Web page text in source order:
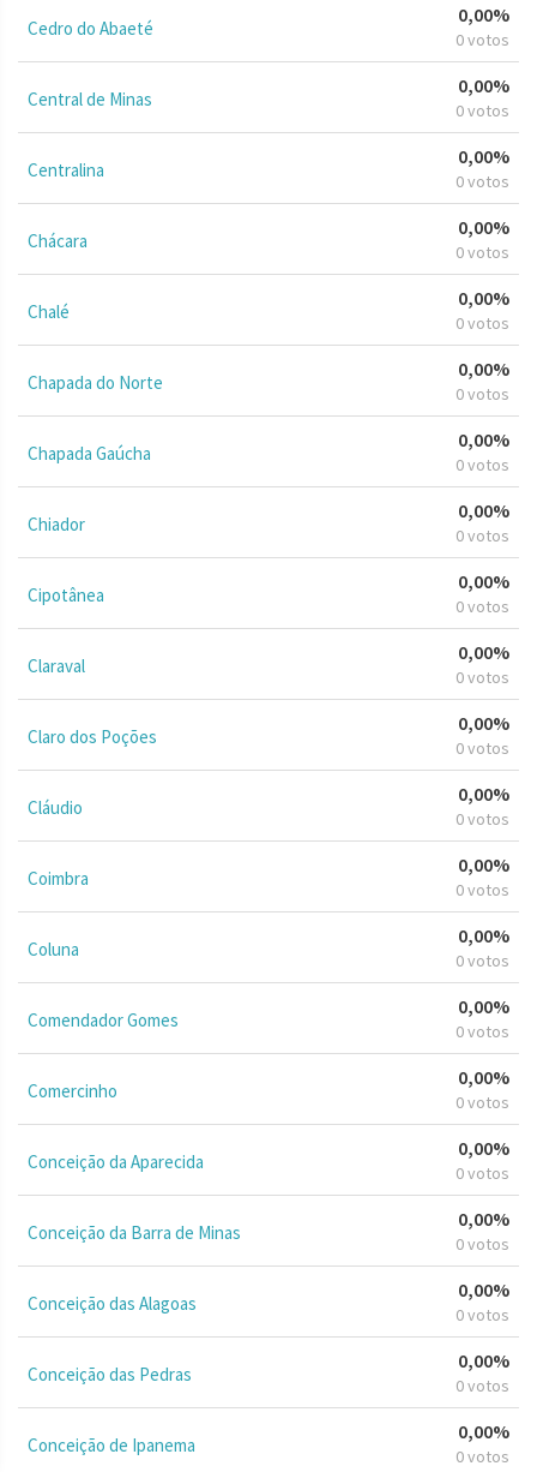
Cedro do Abaeté
0,00%
0 votos
Central de Minas
0,00%
0 votos
Centralina
0,00%
0 votos
Chácara
0,00%
0 votos
Chalé
0,00%
0 votos
Chapada do Norte
0,00%
0 votos
Chapada Gaúcha
0,00%
0 votos
Chiador
0,00%
0 votos
Cipotânea
0,00%
0 votos
Claraval
0,00%
0 votos
Claro dos Poções
0,00%
0 votos
Cláudio
0,00%
0 votos
Coimbra
0,00%
0 votos
Coluna
0,00%
0 votos
Comendador Gomes
0,00%
0 votos
Comercinho
0,00%
0 votos
Conceição da Aparecida
0,00%
0 votos
Conceição da Barra de Minas
0,00%
0 votos
Conceição das Alagoas
0,00%
0 votos
Conceição das Pedras
0,00%
0 votos
Conceição de Ipanema
0,00%
0 votos